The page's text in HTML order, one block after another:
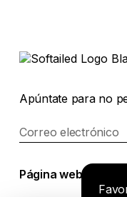
Apúntate para no
Correo electrónico
Página web